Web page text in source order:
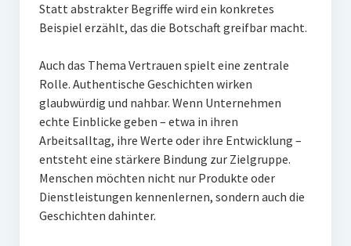
Statt abstrakter Begriffe wird ein konkretes
Beispiel erzählt, das die Botschaft greifbar macht.
Auch das Thema Vertrauen spielt eine zentrale
Rolle. Authentische Geschichten wirken
glaubwürdig und nahbar. Wenn Unternehmen
echte Einblicke geben – etwa in ihren
Arbeitsalltag, ihre Werte oder ihre Entwicklung –
entsteht eine stärkere Bindung zur Zielgruppe.
Menschen möchten nicht nur Produkte oder
Dienstleistungen kennenlernen, sondern auch die
Geschichten dahinter.